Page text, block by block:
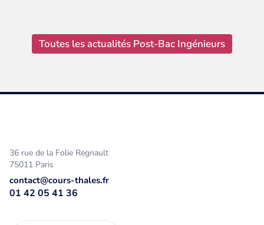
Toutes les actualités Post-Bac Ingénieurs
36 rue de la Folie Regnault
75011 Paris
contact@cours-thales.fr
01 42 05 41 36